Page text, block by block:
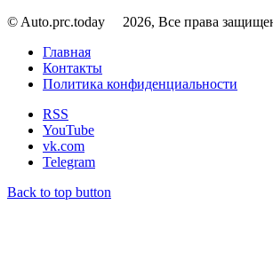
© Auto.prc.today
2026, Все права
Главная
Контакты
Политика конфиденциальности
RSS
YouTube
vk.com
Telegram
Back to top button